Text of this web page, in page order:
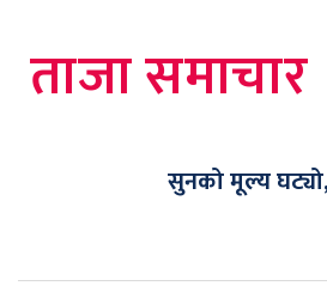
ताजा समाचार
सुनको मूल्य